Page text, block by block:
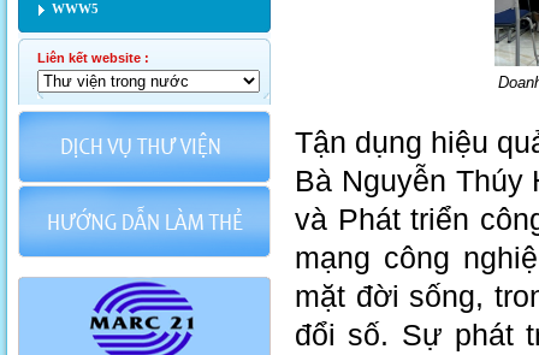
WWW5
Liên kết website :
Tận dụng hiệu
Bà Nguyễn Thúy
và Phát triển
mạng công
mặt đời sống,
đổi số. Sự phát